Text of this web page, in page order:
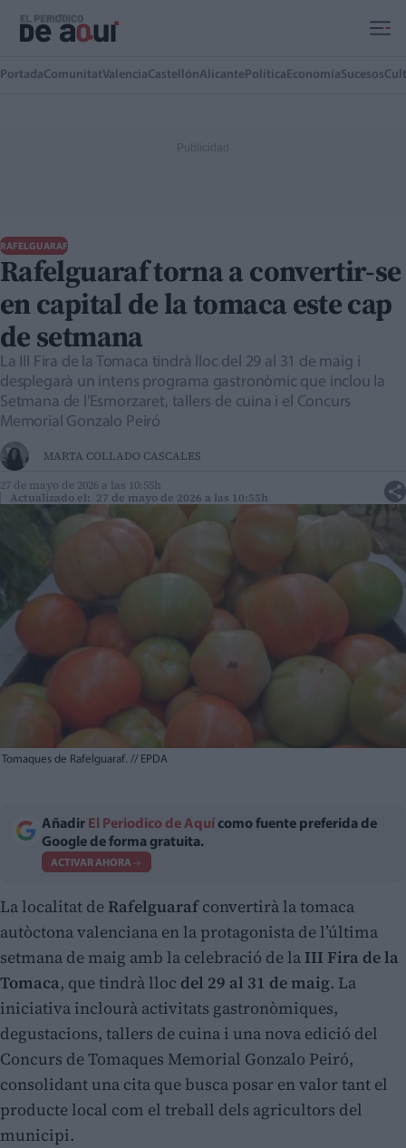
PortadaComunitatValenciaCastellónAlicante Política EconomíaSucesos
RAFELGUARAF
Rafelguaraf torna a convertir-se
en capital de la tomaca este cap
de setmana
La III Fira de la Tomaca tindrà lloc del 29 al 31 de maig i
desplegarà un intens programa gastronòmic que inclou la
Setmana de l'Esmorzaret, tallers de cuina i el Concurs
Memorial Gonzalo Peiró
MARTA COLLADO CASCALES
27 de mayo de 2026 a las 10:55h
Actualizado el: 27 de mayo de 2026 a las 10:55h
Tomaques de Rafelguaraf. // EPDA
Añadir El Periodico de Aquí como fuente preferida de
Google de forma gratuita.
ACTIVAR AHORA
La localitat de Rafelguarafconvertirà la tomaca
autòctona valenciana en la protagonista de l’última
setmana de maig amb la celebració de la III Fira de la
Tomaca, que tindrà lloc del 29 al 31 de maig. La
iniciativa inclourà activitats gastronòmiques,
degustacions, tallers de cuina i una nova edició del
Concurs de Tomaques Memorial Gonzalo Peiró,
consolidant una cita que busca posar en valor tant el
producte local com el treball dels agricultors del
municipi.